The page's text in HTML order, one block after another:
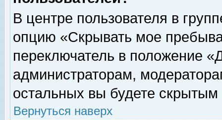
В центре пользователя в
опцию «Скрывать мое
переключатель в положение
администраторам,
остальных вы будете скрытым
Вернуться наверх